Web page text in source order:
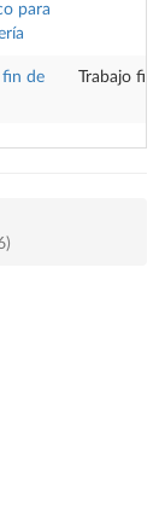
para
fin de
Trabajo fin